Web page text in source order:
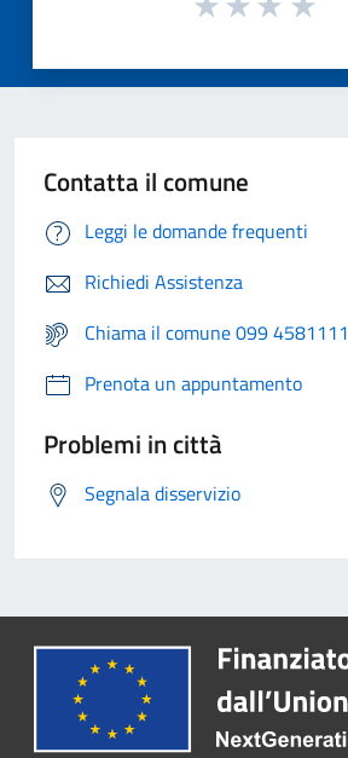
Contatta il comune
Leggi le domande frequenti
Richiedi Assistenza
Chiama il comune 099 4581111
Prenota un appuntamento
Problemi in città
Segnala disservizio